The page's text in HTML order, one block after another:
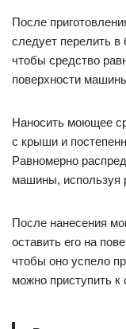
После
следует перелить
чтобы средство
поверхности
Наносить моющее
с крыши и
Равномерно
машины, используя
После нанесения
оставить его на
чтобы оно успело
можно приступить